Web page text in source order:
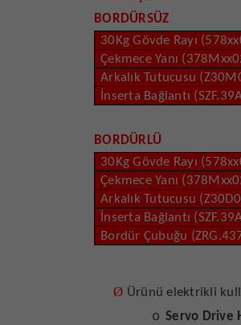
BORDÜRSÜZ
30Kg Gövde Rayı
Çekmece Yanı
Arkalık Tutucusu
İnserta Bağlantı
BORDÜRLÜ
30Kg Gövde Rayı
Çekmece Yanı
Arkalık Tutucusu
İnserta Bağlantı
Bordür Çubuğu
Ø Ürünü elektrikli
o Servo Drive